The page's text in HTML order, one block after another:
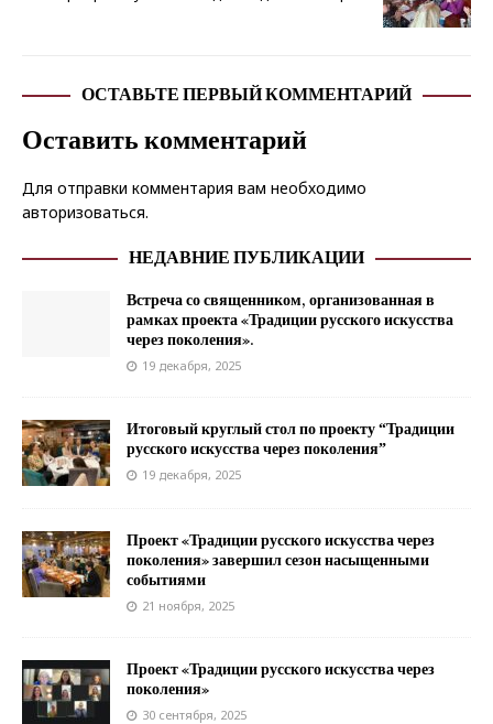
ОСТАВЬТЕ ПЕРВЫЙ КОММЕНТАРИЙ
Оставить комментарий
Для отправки комментария вам необходимо
авторизоваться.
НЕДАВНИЕ ПУБЛИКАЦИИ
Встреча со священником, организованная в
рамках проекта «Традиции русского искусства
через поколения».
19 декабря, 2025
Итоговый круглый стол по проекту “Традиции
русского искусства через поколения”
19 декабря, 2025
Проект «Традиции русского искусства через
поколения» завершил сезон насыщенными
событиями
21 ноября, 2025
Проект «Традиции русского искусства через
поколения»
30 сентября, 2025